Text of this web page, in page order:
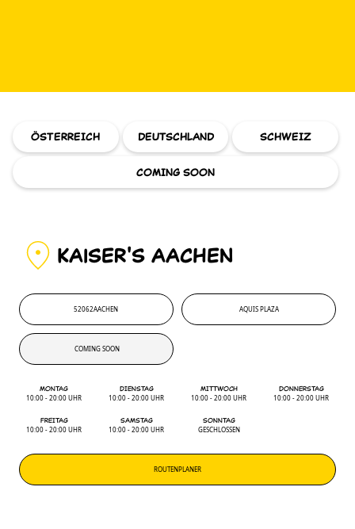
ÖSTERREICH DEUTSCHLAND SCHWEIZ
COMING SOON
KAiSER'S AACHEN
52062AACHEN
AQUIS PLAZA
COMING SOON
ROUTENPLANER
MONTAG
10:00 - 20:00 UHR
DIENSTAG
10:00 - 20:00 UHR
MITTWOCH
10:00 - 20:00 UHR
DONNERSTAG
10:00 - 20:00 UHR
FREITAG
10:00 - 20:00 UHR
SAMSTAG
10:00 - 20:00 UHR
SONNTAG
GESCHLOSSEN